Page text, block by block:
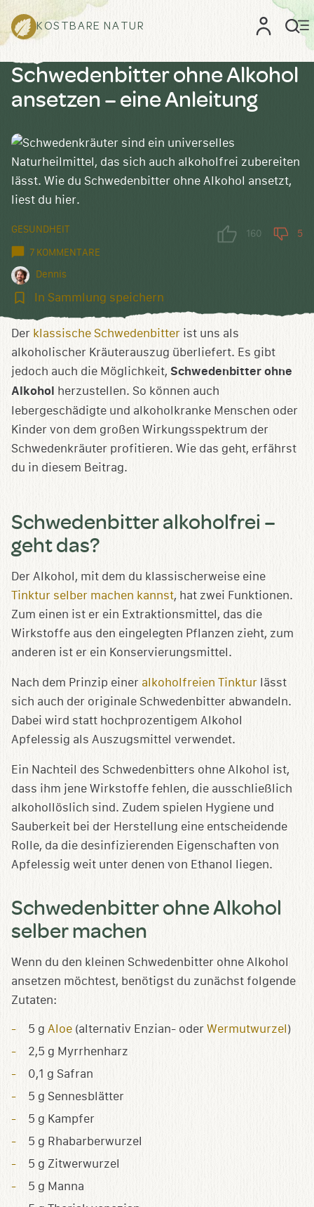
KOSTBARE NATUR
Schwedenbitter ohne Alkohol
ansetzen – eine Anleitung
GESUNDHEIT
7 KOMMENTARE
Dennis
160 5
In
speichern
In Sammlung speichern
Der klassische Schwedenbitter ist uns als
alkoholischer Kräuterauszug überliefert. Es gibt
jedoch auch die Möglichkeit, Schwedenbitter ohne
Alkohol herzustellen. So können auch
lebergeschädigte und alkoholkranke Menschen oder
Kinder von dem großen Wirkungsspektrum der
Schwedenkräuter profitieren. Wie das geht, erfährst
du in diesem Beitrag.
Schwedenbitter alkoholfrei –
geht das?
Der Alkohol, mit dem du klassischerweise eine
Tinktur selber machen kannst, hat zwei Funktionen.
Zum einen ist er ein Extraktionsmittel, das die
Wirkstoffe aus den eingelegten Pflanzen zieht, zum
anderen ist er ein Konservierungsmittel.
Nach dem Prinzip einer alkoholfreien Tinktur lässt
sich auch der originale Schwedenbitter abwandeln.
Dabei wird statt hochprozentigem Alkohol
Apfelessig als Auszugsmittel verwendet.
Ein Nachteil des Schwedenbitters ohne Alkohol ist,
dass ihm jene Wirkstoffe fehlen, die ausschließlich
alkohollöslich sind. Zudem spielen Hygiene und
Sauberkeit bei der Herstellung eine entscheidende
Rolle, da die desinfizierenden Eigenschaften von
Apfelessig weit unter denen von Ethanol liegen.
Schwedenbitter ohne Alkohol
selber machen
Wenn du den kleinen Schwedenbitter ohne Alkohol
ansetzen möchtest, benötigst du zunächst folgende
Zutaten:
5 g Aloe (alternativ Enzian- oder Wermutwurzel )
2,5 g Myrrhenharz
0,1 g Safran
5 g Sennesblätter
5 g Kampfer
5 g Rhabarberwurzel
5 g Zitwerwurzel
5 g Manna